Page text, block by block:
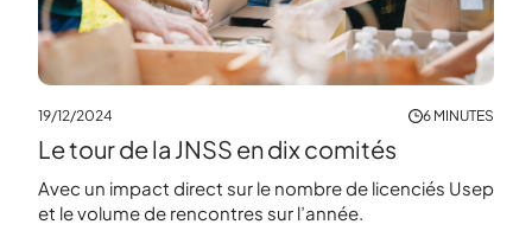
19/12/2024 6 MINUTES
Le tour de la JNSS en dix comités
Avec un impact direct sur le nombre de licenciés Usep
et le volume de rencontres sur l’année.